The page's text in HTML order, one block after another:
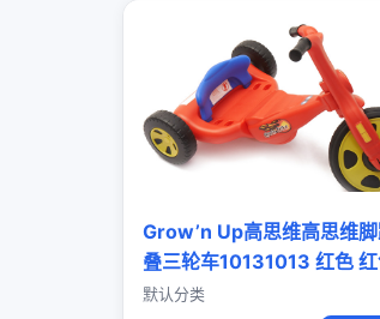
Grow’n Up高思维高思维
叠三轮车10131013 红色
默认分类